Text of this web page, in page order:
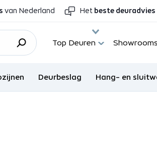
van Nederland Het beste deuradvies
Top Deuren Showrooms
Deurbeslag Hang- en